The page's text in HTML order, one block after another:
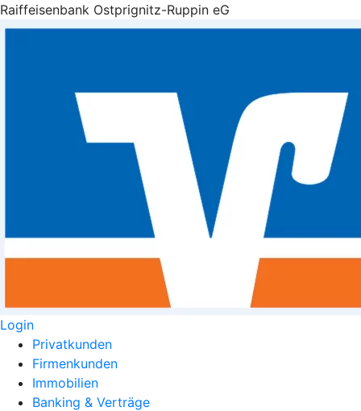
Raiffeisenbank Ostprignitz-Ruppin eG
Login
Privatkunden
Firmenkunden
Immobilien
Banking & Verträge